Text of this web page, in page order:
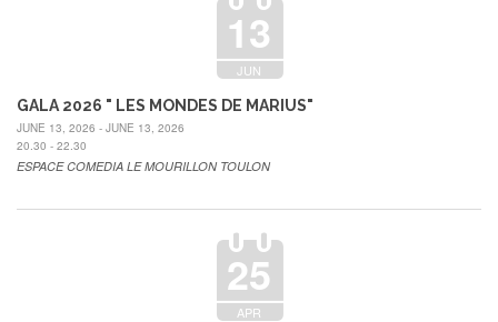
13
JUN
GALA 2026 " LES MONDES DE MARIUS"
JUNE 13, 2026 - JUNE 13, 2026
20.30 - 22.30
ESPACE COMEDIA LE MOURILLON TOULON
25
APR